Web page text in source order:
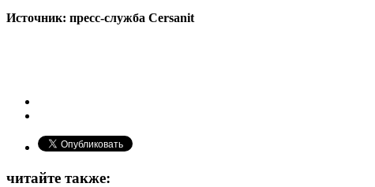
Источник: пресс-служба Cersanit
читайте также: